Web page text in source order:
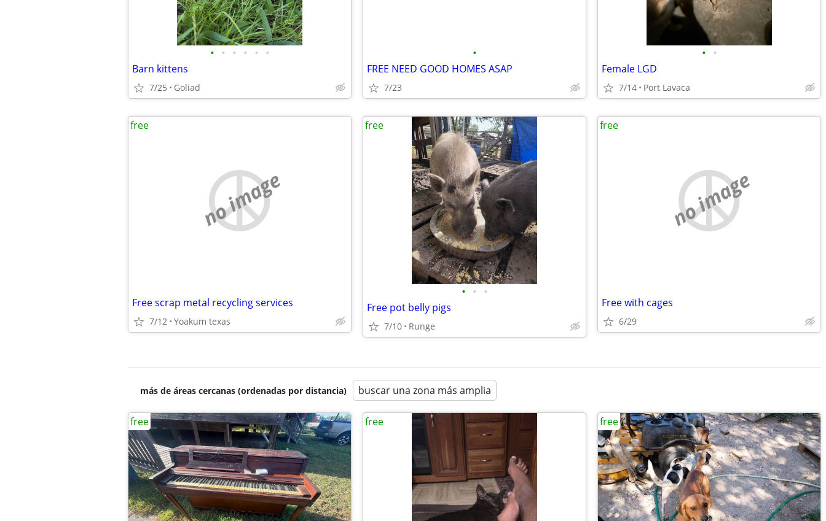
• • • • • •
Barn kittens
7/25 Goliad
•
FREE NEED GOOD HOMES ASAP
7/23
• •
Female LGD
7/14 Port Lavaca
no image
Free scrap metal recycling services
7/12 Yoakum texas
free
• • •
Free pot belly pigs
7/10 Runge
free
no image
Free with cages
6/29
free
más de áreas cercanas (ordenadas por distancia) buscar una zona más amplia
free free free